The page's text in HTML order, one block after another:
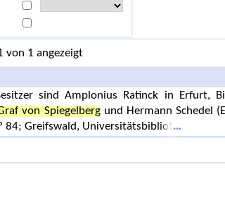
von 1 angezeigt
sind Amplonius Ratinck in Erfurt,
von Spiegelbergund Hermann Schedel
84; Greifswald, Universitätsbibliot